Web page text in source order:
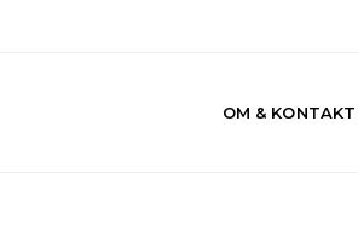
OM & KONTAKT